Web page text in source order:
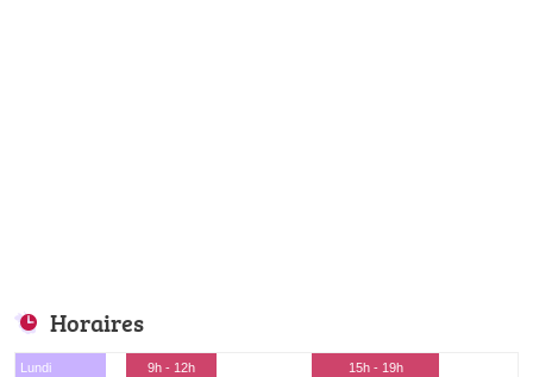
Horaires
Lundi 9h - 12h
15h - 19h